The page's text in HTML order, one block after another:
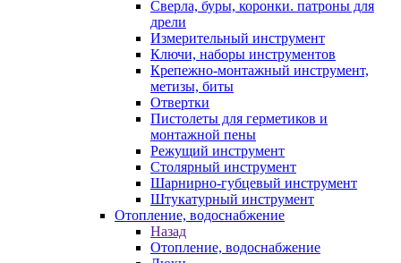
Сверла, буры, коронки. патроны для
дрели
Измерительный инструмент
Ключи, наборы инструментов
Крепежно-монтажный инструмент,
метизы, биты
Отвертки
Пистолеты для герметиков и
монтажной пены
Режущий инструмент
Столярный инструмент
Шарнирно-губцевый инструмент
Штукатурный инструмент
Отопление, водоснабжение
Назад
Отопление, водоснабжение